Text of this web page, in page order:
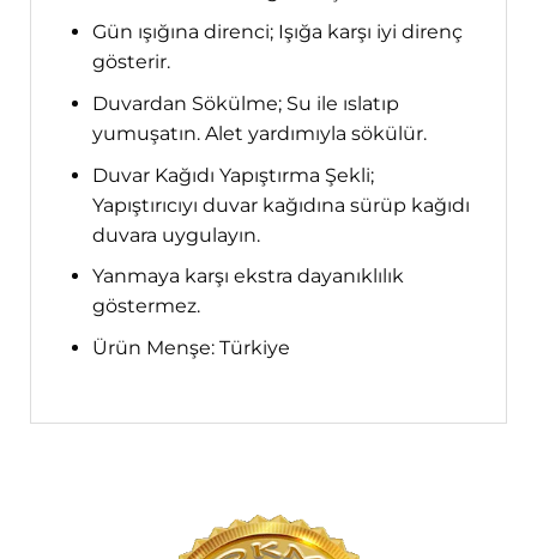
Gün ışığına direnci; Işığa karşı iyi direnç
gösterir.
Duvardan Sökülme; Su ile ıslatıp
yumuşatın. Alet yardımıyla sökülür.
Duvar Kağıdı Yapıştırma Şekli;
Yapıştırıcıyı duvar kağıdına sürüp kağıdı
duvara uygulayın.
Yanmaya karşı ekstra dayanıklılık
göstermez.
Ürün Menşe: Türkiye